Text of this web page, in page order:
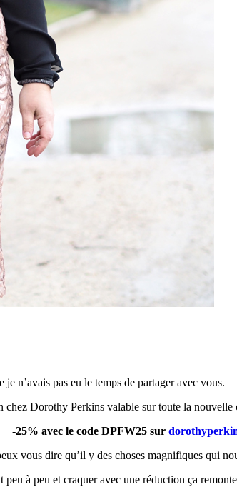
n’avais pas eu le temps de partager avec vous.
Dorothy Perkins valable sur toute la
-25% avec le code DPFW25 sur
vous dire qu’il y des choses magnifiques qui
à peu et craquer avec une réduction ça